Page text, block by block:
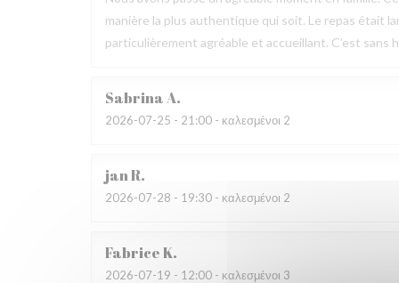
manière la plus authentique qui soit. Le repas était
particulièrement agréable et accueillant. C’est sans
SabrinaA
2026-07-25 - 21:00 - καλεσμένοι 2
janR
2026-07-28 - 19:30 - καλεσμένοι 2
FabriceK
2026-07-19 - 12:00 - καλεσμένοι 3